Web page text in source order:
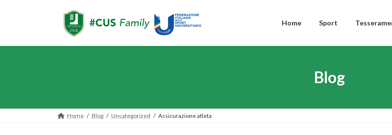
Home Sport
Blog
Home Blog Uncategorized Assicurazione atleta